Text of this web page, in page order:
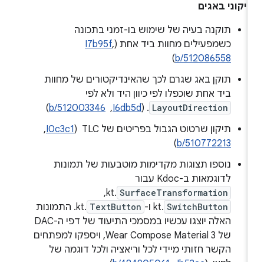
באגים
תוקנה בעיה של שימוש בו-זמני בתכונה
כשמפעילים מחוות ביד אחת ( I7b95f,
b/512086558
)
תוקן באג שגרם לכך שהאינדיקטורים של מחוות
ביד אחת שוכפלו לפי כיוון היד ולא לפי
LayoutDirection
. ‫(
I6db5d
, ‏
b/512003346
)
תיקון שרטוט הגבול בפריטים של TLC ‏ (
I0c3c1
, ‏
b/510772213
)
נוספו תצוגות מקדימות מוטבעות של תמונות
לדוגמאות ב-Kdoc עבור
SurfaceTransformation
.kt, ‏
SwitchButton .kt ו- TextButton
.kt. התמונות
האלה יוצגו עכשיו במסמכי התיעוד של דפי ה-DAC
של Wear Compose Material 3, ויספקו למפתחים
הקשר חזותי מיידי לכל וריאציה ולכל דוגמה של